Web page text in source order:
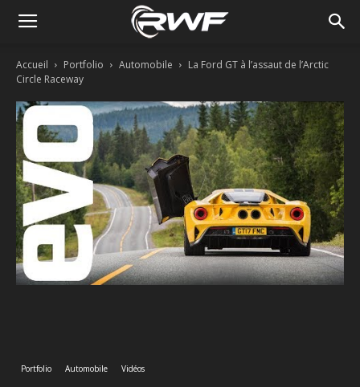
Accueil Portfolio Automobile
La Ford GT à l’assaut de l’Arctic
Circle Raceway
Portfolio Automobile Vidéos